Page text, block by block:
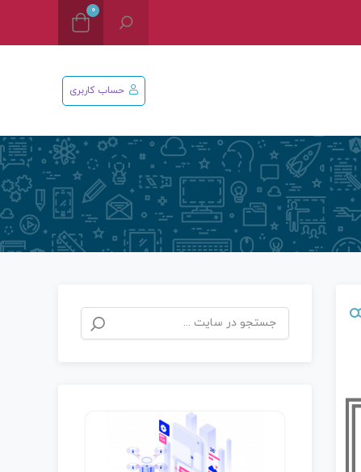
0
حساب کاربری